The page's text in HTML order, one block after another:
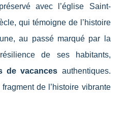
avec l’église Saint-
qui témoigne de l’histoire
au passé marqué par la
de ses habitants,
de vacances authentiques.
de l’histoire vibrante